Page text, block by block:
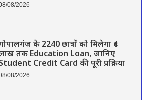
08/2026
के 2240 छात्रों को मिलेगा ₹4
तक Education Loan, जानिए
Credit Card की पूरी प्रक्रिया
08/2026